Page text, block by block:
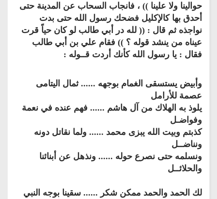
حوالينا ولا علينا )) ، فانجاب السحاب عن المدينة حتى
أحدق بها كالإكليل فضحك رسول الله حتى بدت
نواجذه ثم قال : (( لله در أبي طالب لو كان حياً قرت
عيناه من ينشد قوله ؟ )) فقام علي بن أبي طالب
فقال : يا رسول الله كأنك أردت قــوله :
وأبيض يستسقى الغمام بوجهه ...... ثمال اليتامى
عصمة للأرامل
يلوذ به الهلاك من آل هاشم ...... فهم عنده في نعمة
وفواضـل
كذبتم وبيت الله يبزى محمد ...... ولما نقاتل دونه
ونناضــل
ونسلمه حتى نصرع حوله ...... ونذهل عن أبنائنا
والحلائــل
لك الحمد والحمد ممكن شكر ...... سقينا بوجه النبي